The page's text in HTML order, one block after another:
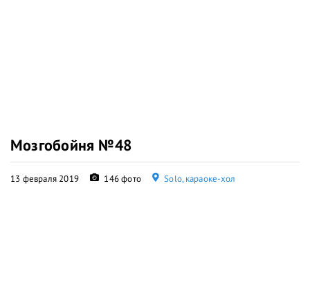
Мозгобойня №48
13 февраля 2019 146 фото Solo, караоке-хол